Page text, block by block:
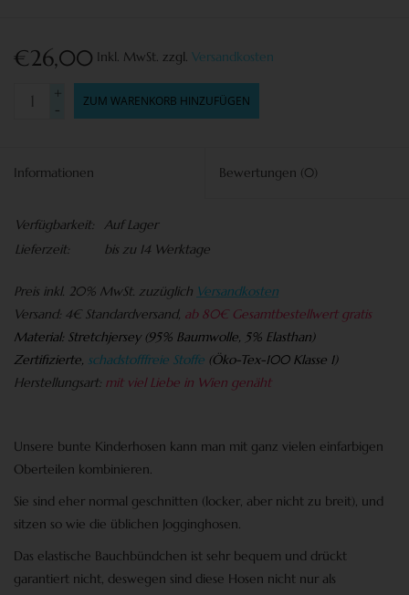
€26,00 Inkl. MwSt. zzgl. Versandkosten
+
-
ZUM WARENKORB HINZUFÜGEN
Informationen Bewertungen (0)
Verfügbarkeit:
Auf Lager
Lieferzeit:
bis zu 14 Werktage
Preis inkl. 20% MwSt. zuzüglich Versandkosten
Versand: 4€ Standardversand, ab 80€ Gesamtbestellwert gratis
Material: Stretchjersey (95% Baumwolle, 5% Elasthan)
Zertifizierte, schadstofffreie Stoffe (Öko-Tex-100 Klasse 1)
Herstellungsart: mit viel Liebe in Wien genäht
Unsere bunte Kinderhosen kann man mit ganz vielen einfarbigen
Oberteilen kombinieren.
Sie sind eher normal geschnitten (locker, aber nicht zu breit), und
sitzen so wie die üblichen Jogginghosen.
Das elastische Bauchbündchen ist sehr bequem und drückt
garantiert nicht, deswegen sind diese Hosen nicht nur als